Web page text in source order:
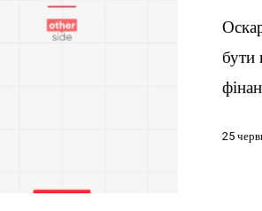
бути
25